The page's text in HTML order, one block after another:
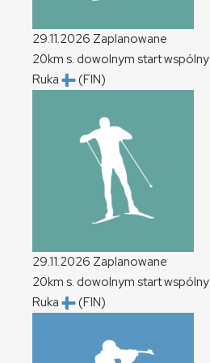
29.11.2026 Zaplanowane
20km s. dowolnym start wspólny
Ruka
(FIN)
29.11.2026 Zaplanowane
20km s. dowolnym start wspólny
Ruka
(FIN)